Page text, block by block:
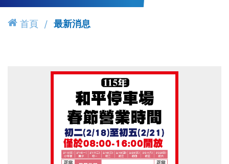
首頁 最新消息